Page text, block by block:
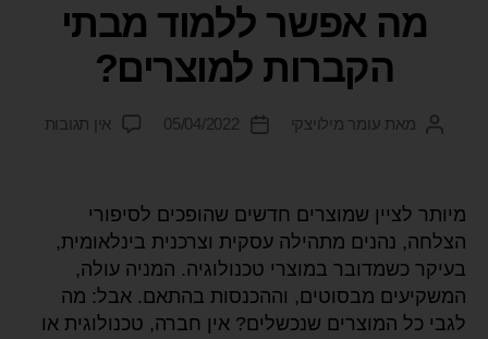
מה אפשר ללמוד מבתי
הקברות למוצרים?
מאת עומר מילויצקי 05/04/2022 אין תגובות
מיותר לציין שמוצרים חדשים שהופכים לסיפורי
הצלחה, נהנים מתהילה עסקית וצרכנית בינלאומית,
בעיקר כשמדובר במוצרי טכנולוגיה. המניה עולה,
המשקיעים מבסוטים, וההכנסות בהתאם. אבל: מה
לגבי כל המוצרים שנכשלים? אין חברה, טכנולוגית או